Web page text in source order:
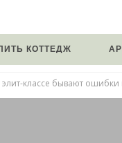
КОТТЕДЖ
классе бывают ошибки